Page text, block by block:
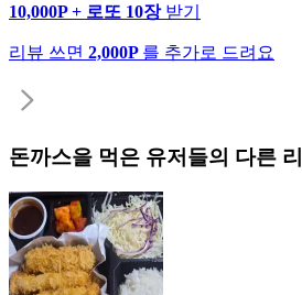
10,000P + 로또 10장 받기
리뷰 쓰면 2,000P 를 추가로 드려요
돈까스을 먹은 유저들의 다른